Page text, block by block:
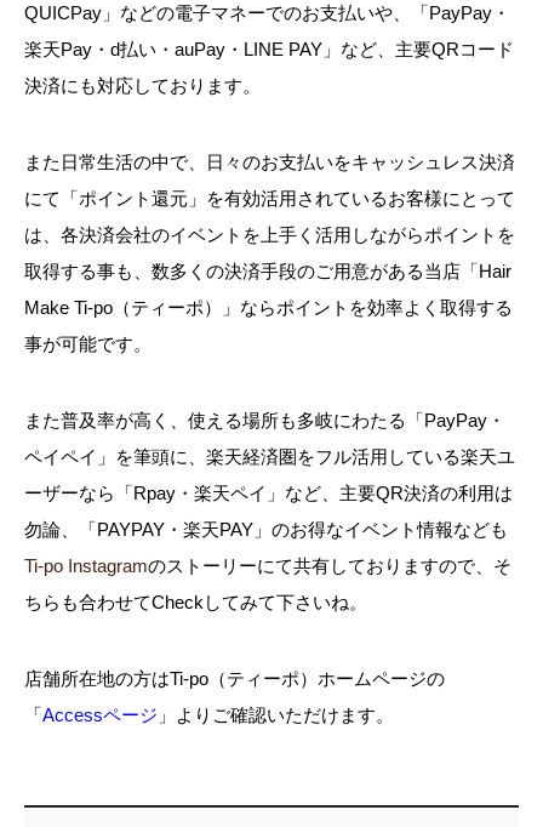
QUICPay」などの電子マネーでのお支払いや、「PayPay・
楽天Pay・d払い・auPay・LINE PAY」など、主要QRコード
決済にも対応しております。
また日常生活の中で、日々のお支払いをキャッシュレス決済
にて「ポイント還元」を有効活用されているお客様にとって
は、各決済会社のイベントを上手く活用しながらポイントを
取得する事も、数多くの決済手段のご用意がある当店「Hair
Make Ti-po（ティーポ）」ならポイントを効率よく取得する
事が可能です。
また普及率が高く、使える場所も多岐にわたる「PayPay・
ペイペイ」を筆頭に、楽天経済圏をフル活用している楽天ユ
ーザーなら「Rpay・楽天ペイ」など、主要QR決済の利用は
勿論、「PAYPAY・楽天PAY」のお得なイベント情報なども
Ti-po Instagramのストーリーにて共有しておりますので、そ
ちらも合わせてCheckしてみて下さいね。
店舗所在地の方はTi-po（ティーポ）ホームページの
「Accessページ 」よりご確認いただけます。